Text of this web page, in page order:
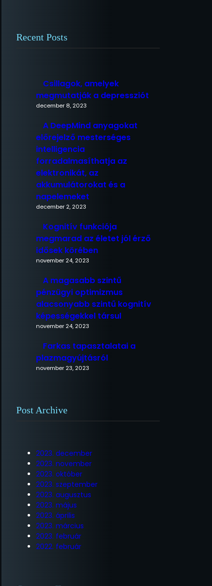
Recent Posts
Csillagok, amelyek
megmutatják a depressziót
december 8, 2023
A DeepMind anyagokat
előrejelző mesterséges
intelligencia
forradalmasíthatja az
elektronikát, az
akkumulátorokat és a
napelemeket
december 2, 2023
Kognitív funkciója
megmarad az életet jól érző
idősek körében
november 24, 2023
A magasabb szintű
pénzügyi optimizmus
alacsonyabb szintű kognitív
képességekkel társul
november 24, 2023
Farkas tapasztalatai a
plazmagyújtásról
november 23, 2023
Post Archive
2023. december
2023. november
2023. október
2023. szeptember
2023. augusztus
2023. május
2023. április
2023. március
2023. február
2022. február